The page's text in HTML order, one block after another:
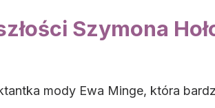
Szymona
mody Ewa Minge, która